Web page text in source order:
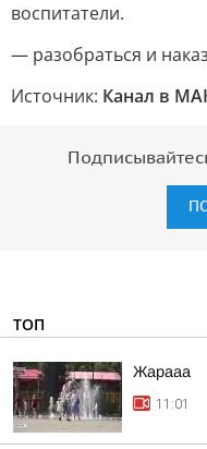
воспитатели.
— разобраться и
Источник: Канал в
ТОП
Жарааа
11:01